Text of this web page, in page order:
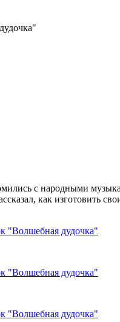
с народными
как изготовить